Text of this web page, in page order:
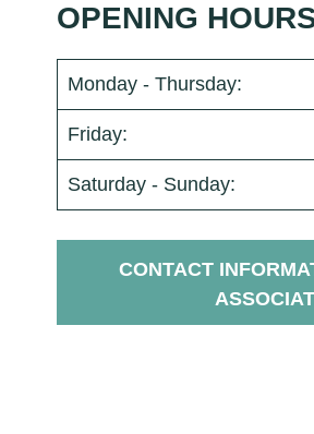
OPENING
Monday - Thursday:
Friday:
Saturday - Sunday:
CONTACT